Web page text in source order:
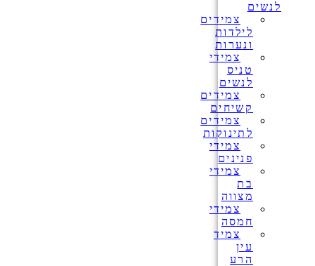
לנשים
צמידים
לילדות
ונערות
צמידי
טניס
לנשים
צמידים
קשיחים
צמידים
לתינוקות
צמידי
פנינים
צמידי
בת
מצווה
צמידי
חמסה
צמיד
עין
הרע